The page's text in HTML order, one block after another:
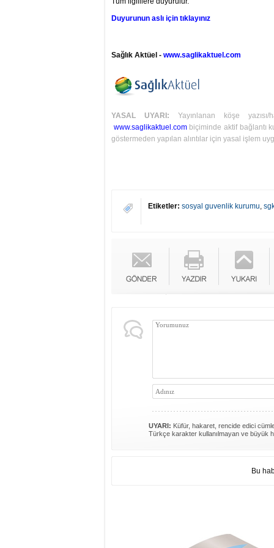
Duyurunun aslı için tıklayınız
Sağlık Aktüel - www.saglikaktuel.com
YASAL UYARI: Yayınlanan köşe
www.saglikaktuel.combiçiminde aktif bağlantı
göstermeden yapılan alıntılar için yasal işlem
Etiketler: sosyal guvenlik kurumu,
UYARI: Küfür, hakaret, rencide edici
Türkçe karakter kullanılmayan ve büyük
Bu